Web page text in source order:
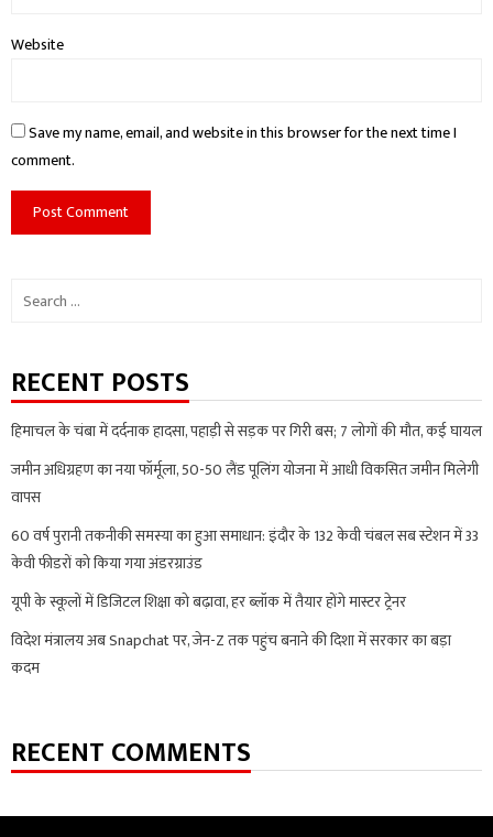
Website
Save my name, email, and website in this browser for the next time I
comment.
Search
RECENT POSTS
हिमाचल के चंबा में दर्दनाक हादसा, पहाड़ी से सड़क पर गिरी बस; 7 लोगों की मौत, कई घायल
जमीन अधिग्रहण का नया फॉर्मूला, 50-50 लैंड पूलिंग योजना में आधी विकसित जमीन मिलेगी
वापस
60 वर्ष पुरानी तकनीकी समस्या का हुआ समाधान: इंदौर के 132 केवी चंबल सब स्टेशन में 33
केवी फीडरों को किया गया अंडरग्राउंड
यूपी के स्कूलों में डिजिटल शिक्षा को बढ़ावा, हर ब्लॉक में तैयार होंगे मास्टर ट्रेनर
विदेश मंत्रालय अब Snapchat पर, जेन-Z तक पहुंच बनाने की दिशा में सरकार का बड़ा
कदम
RECENT COMMENTS